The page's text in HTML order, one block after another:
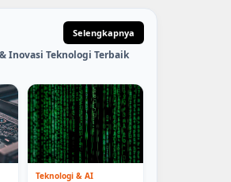
Selengkapnya
Inovasi Teknologi Terbaik
Teknologi & AI